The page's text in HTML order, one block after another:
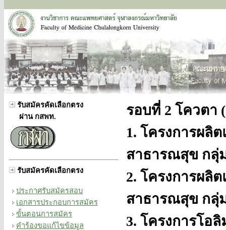
รับสมัครคัดเลือกตรง
ผ่าน กสพท.
รับสมัครคัดเลือกตรง
ประกาศรับสมัครสอบ
เอกสารประกอบการสมัคร
ขั้นตอนการสมัคร
คำร้องขอแก้ไขข้อมูล
รอบที่ 2 โควตา
1. โครงการผลิ
สาธารณสุข กลุ่
2. โครงการผลิ
สาธารณสุข กลุ่
3. โครงการโอ